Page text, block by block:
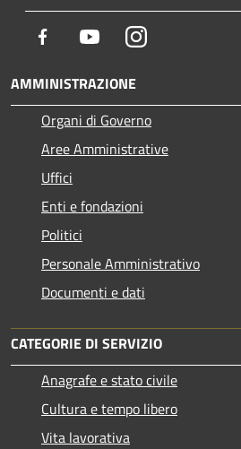
Facebook YoutubeInstagram
AMMINISTRAZIONE
Organi di Governo
Aree Amministrative
Uffici
Enti e fondazioni
Politici
Personale Amministrativo
Documenti e dati
CATEGORIE DI SERVIZIO
Anagrafe e stato civile
Cultura e tempo libero
Vita lavorativa